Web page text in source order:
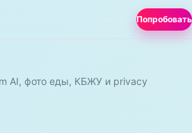
Попробовать
AI, фото еды, КБЖУ и privacy